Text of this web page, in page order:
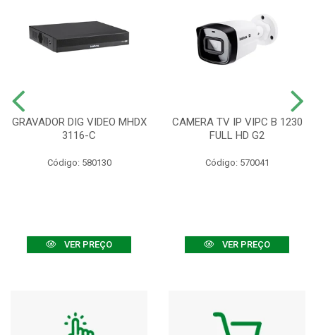
GRAVADOR DIG VIDEO MHDX
3116-C
Código: 580130
VER PREÇO
CAMERA TV IP VIPC B 1230
FULL HD G2
Código: 570041
VER PREÇO